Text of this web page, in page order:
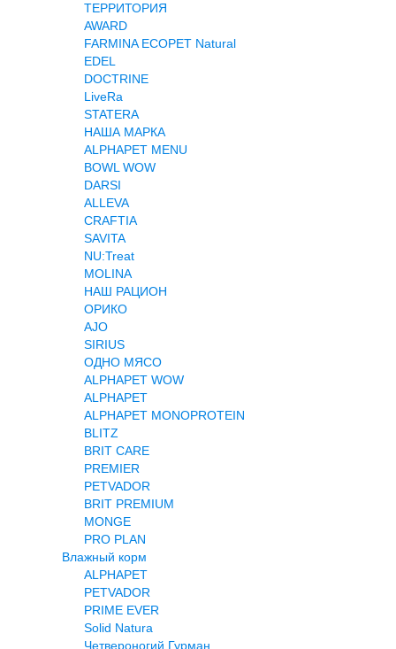
ТЕРРИТОРИЯ
AWARD
FARMINA ECOPET Natural
EDEL
DOCTRINE
LiveRa
STATERA
НАША МАРКА
ALPHAPET MENU
BOWL WOW
DARSI
ALLEVA
CRAFTIA
SAVITA
NU:Treat
MOLINA
НАШ РАЦИОН
ОРИКО
AJO
SIRIUS
ОДНО МЯСО
ALPHAPET WOW
ALPHAPET
ALPHAPET MONOPROTEIN
BLITZ
BRIT CARE
PREMIER
PETVADOR
BRIT PREMIUM
MONGE
PRO PLAN
Влажный корм
ALPHAPET
PETVADOR
PRIME EVER
Solid Natura
Четвероногий Гурман